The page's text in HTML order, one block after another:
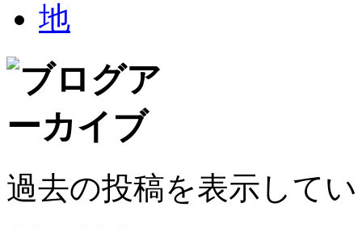
過去の投稿を表示して